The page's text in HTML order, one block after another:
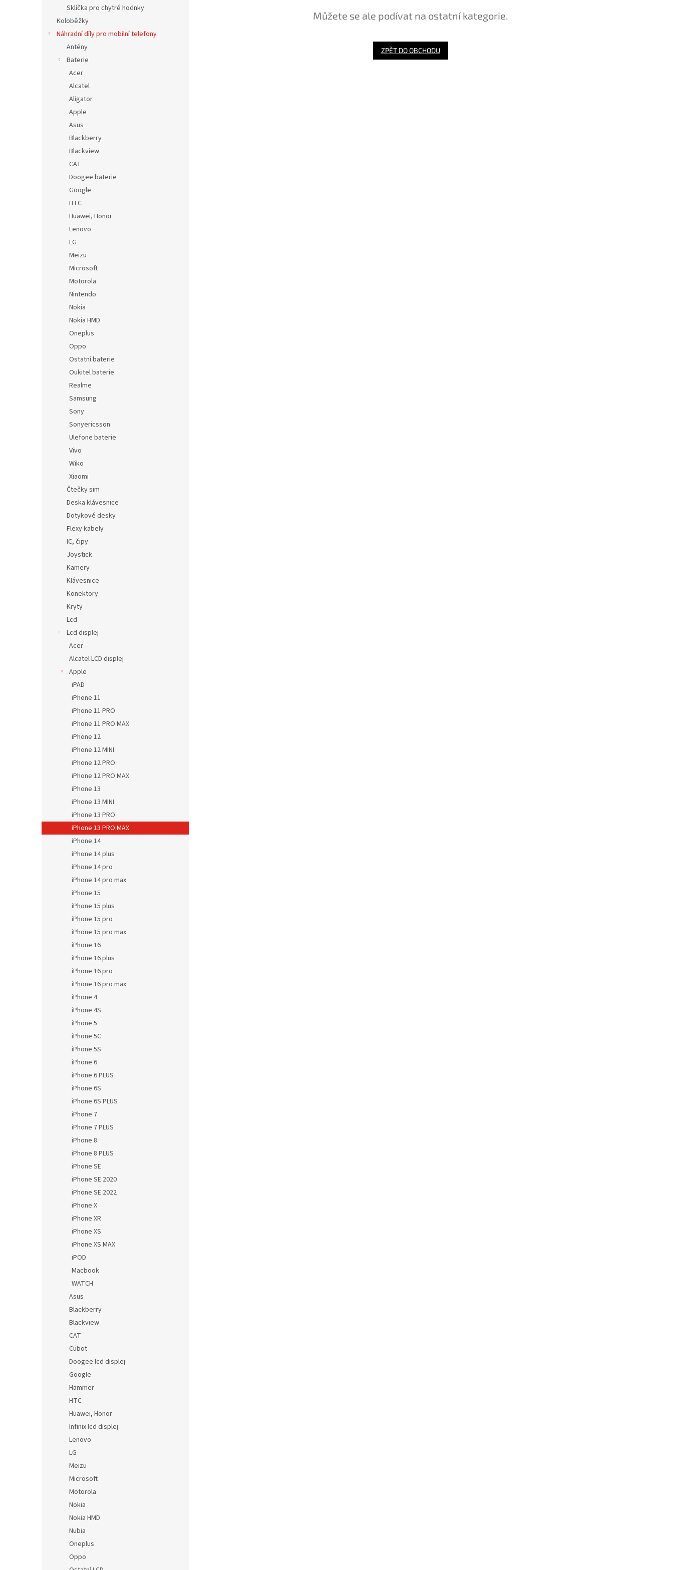
Sklíčka pro chytré hodnky
Koloběžky
Náhradní díly pro mobilní telefony
Antény
Baterie
Acer
Alcatel
Aligator
Apple
Asus
Blackberry
Blackview
CAT
Doogee baterie
Google
HTC
Huawei, Honor
Lenovo
LG
Meizu
Microsoft
Motorola
Nintendo
Nokia
Nokia HMD
Oneplus
Oppo
Ostatní baterie
Oukitel baterie
Realme
Samsung
Sony
Sonyericsson
Ulefone baterie
Vivo
Wiko
Xiaomi
Čtečky sim
Deska klávesnice
Dotykové desky
Flexy kabely
IC, čipy
Joystick
Kamery
Klávesnice
Konektory
Kryty
Lcd
Lcd displej
Acer
Alcatel LCD displej
Apple
iPAD
iPhone 11
iPhone 11 PRO
iPhone 11 PRO MAX
iPhone 12
iPhone 12 MINI
iPhone 12 PRO
iPhone 12 PRO MAX
iPhone 13
iPhone 13 MINI
iPhone 13 PRO
iPhone 13 PRO MAX
iPhone 14
iPhone 14 plus
iPhone 14 pro
iPhone 14 pro max
iPhone 15
iPhone 15 plus
iPhone 15 pro
iPhone 15 pro max
iPhone 16
iPhone 16 plus
iPhone 16 pro
iPhone 16 pro max
iPhone 4
iPhone 4S
iPhone 5
iPhone 5C
iPhone 5S
iPhone 6
iPhone 6 PLUS
iPhone 6S
iPhone 6S PLUS
iPhone 7
iPhone 7 PLUS
iPhone 8
iPhone 8 PLUS
iPhone SE
iPhone SE 2020
iPhone SE 2022
iPhone X
iPhone XR
iPhone XS
iPhone XS MAX
iPOD
Macbook
WATCH
Asus
Blackberry
Blackview
CAT
Cubot
Doogee lcd displej
Google
Hammer
HTC
Huawei, Honor
Infinix lcd displej
Lenovo
LG
Meizu
Microsoft
Motorola
Nokia
Nokia HMD
Nubia
Oneplus
Oppo
Můžete se ale podívat na ostatní kategorie.
ZPĚT DO OBCHODU